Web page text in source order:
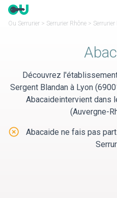
Panneau de gestion des cookies
Ou Serrurier > Serrurier Rhône > Serrurier
Découvrez
Sergent Blandan à Lyon
Abacaideintervient dans
(Auvergne-
Abacaide ne fais pas